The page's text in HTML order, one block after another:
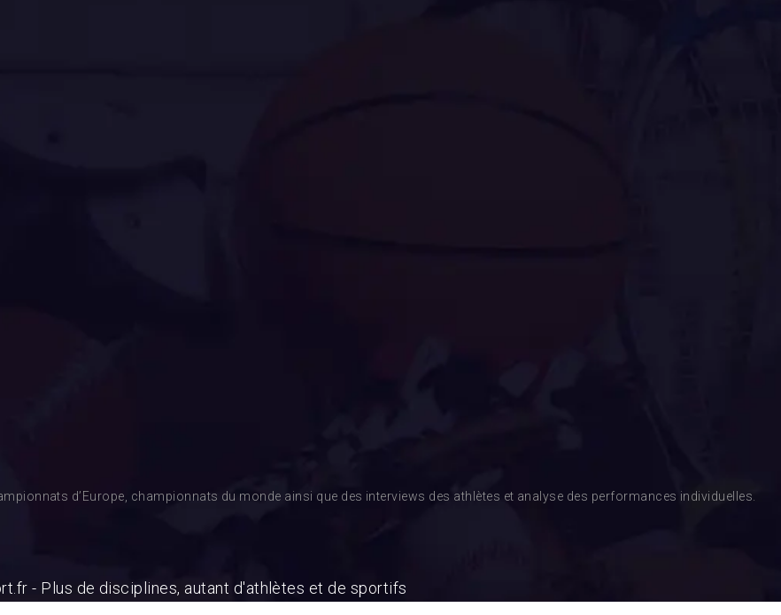
d’Europe, championnats du monde ainsi que des interviews des athlètes et analyse des performances individuelles.
- Plus de disciplines, autant d'athlètes et de sportifs